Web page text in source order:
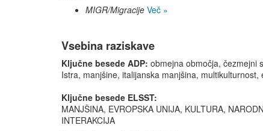
MIGR/Migracije Več »
Vsebina raziskave
Ključne besede ADP: obmejna območja, čezmejni
Istra, manjšine, italijanska manjšina,
Ključne besede ELSST:
MANJŠINA, EVROPSKA UNIJA, KULTURA,
INTERAKCIJA